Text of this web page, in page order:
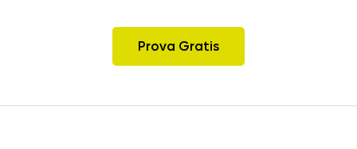
Prova Gratis